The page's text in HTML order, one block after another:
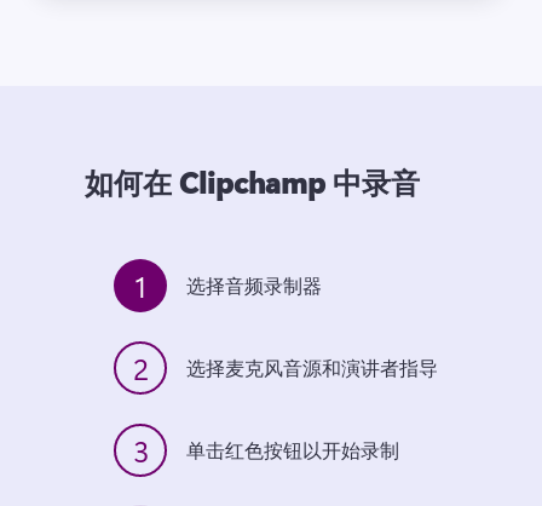
如何在 Clipchamp 中录音
1 选择音频录制器
2 选择麦克风音源和演讲者指导
3 单击红色按钮以开始录制